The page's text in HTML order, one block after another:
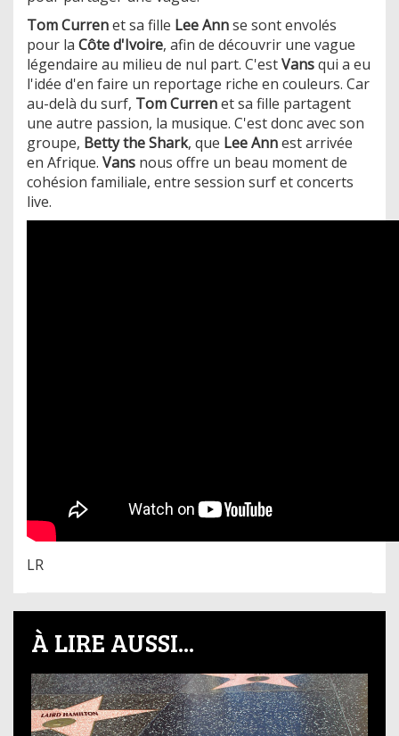
Tom Currenet sa fille Lee Annse sont envolés
pour la Côte d'Ivoire, afin de découvrir une vague
légendaire au milieu de nul part. C'estVansqui a eu
l'idée d'en faire un reportage riche en couleurs. Car
au-delà du surf, Tom Currenet sa fille partagent
une autre passion, la musique. C'est donc avec son
groupe, Betty the Shark, que Lee Annest arrivée
en Afrique. Vans nous offre un beau moment de
cohésion familiale, entre session surf et concerts
live.
LR
À LIRE AUSSI...